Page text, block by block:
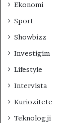
Ekonomi
Sport
Showbizz
Investigim
Lifestyle
Intervista
Kuriozitete
Teknologji